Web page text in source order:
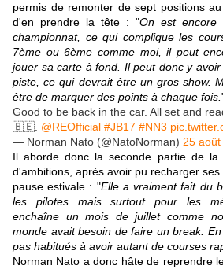
permis de remonter de sept positions
d'en prendre la tête : "On est encore
championnat, ce qui complique les
7ème ou 6ème comme moi, il peut
jouer sa carte à fond. Il peut donc y
piste, ce qui devrait être un gros show.
être de marquer des points à chaque fois.
Good to be back in the car. All set and
🇧🇪. @REOfficial #JB17 #NN3
— Norman Nato (@NatoNorman) 25
Il aborde donc la seconde partie de la
d'ambitions, après avoir pu recharger
pause estivale : "Elle a vraiment fait du
les pilotes mais surtout pour les
enchaîne un mois de juillet comme
monde avait besoin de faire un break.
pas habitués à avoir autant de courses
Norman Nato a donc hâte de reprendre